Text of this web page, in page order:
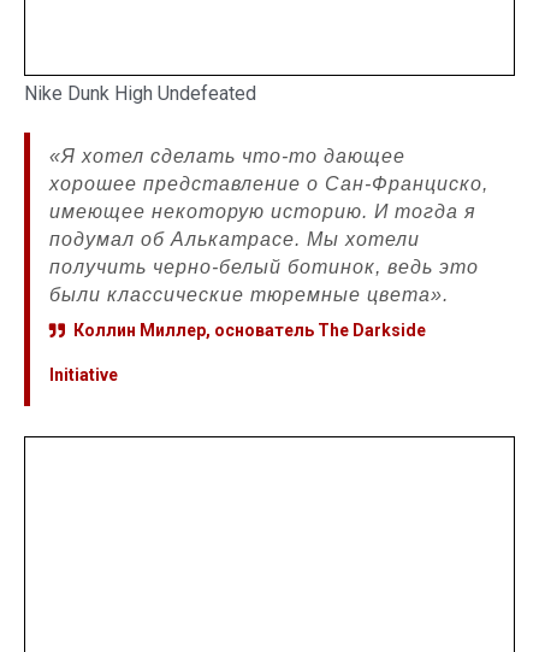
Nike Dunk High Undefeated
«Я хотел сделать что-то дающее
хорошее представление о Сан-Франциско,
имеющее некоторую историю. И тогда я
подумал об Алькатрасе. Мы хотели
получить черно-белый ботинок, ведь это
были классические тюремные цвета».
Коллин Миллер, основатель The Darkside
Initiative